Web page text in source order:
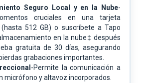
Seguro Local y en la Nube-
cruciales en una tarjeta
512 GB) o suscríbete a Tapo
en la nube‡ después
gratuita de 30 días, asegurando
grabaciones importantes.
-Permite la comunicación a
micrófono y altavoz incorporados.